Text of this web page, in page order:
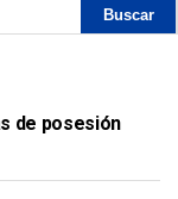
de posesión